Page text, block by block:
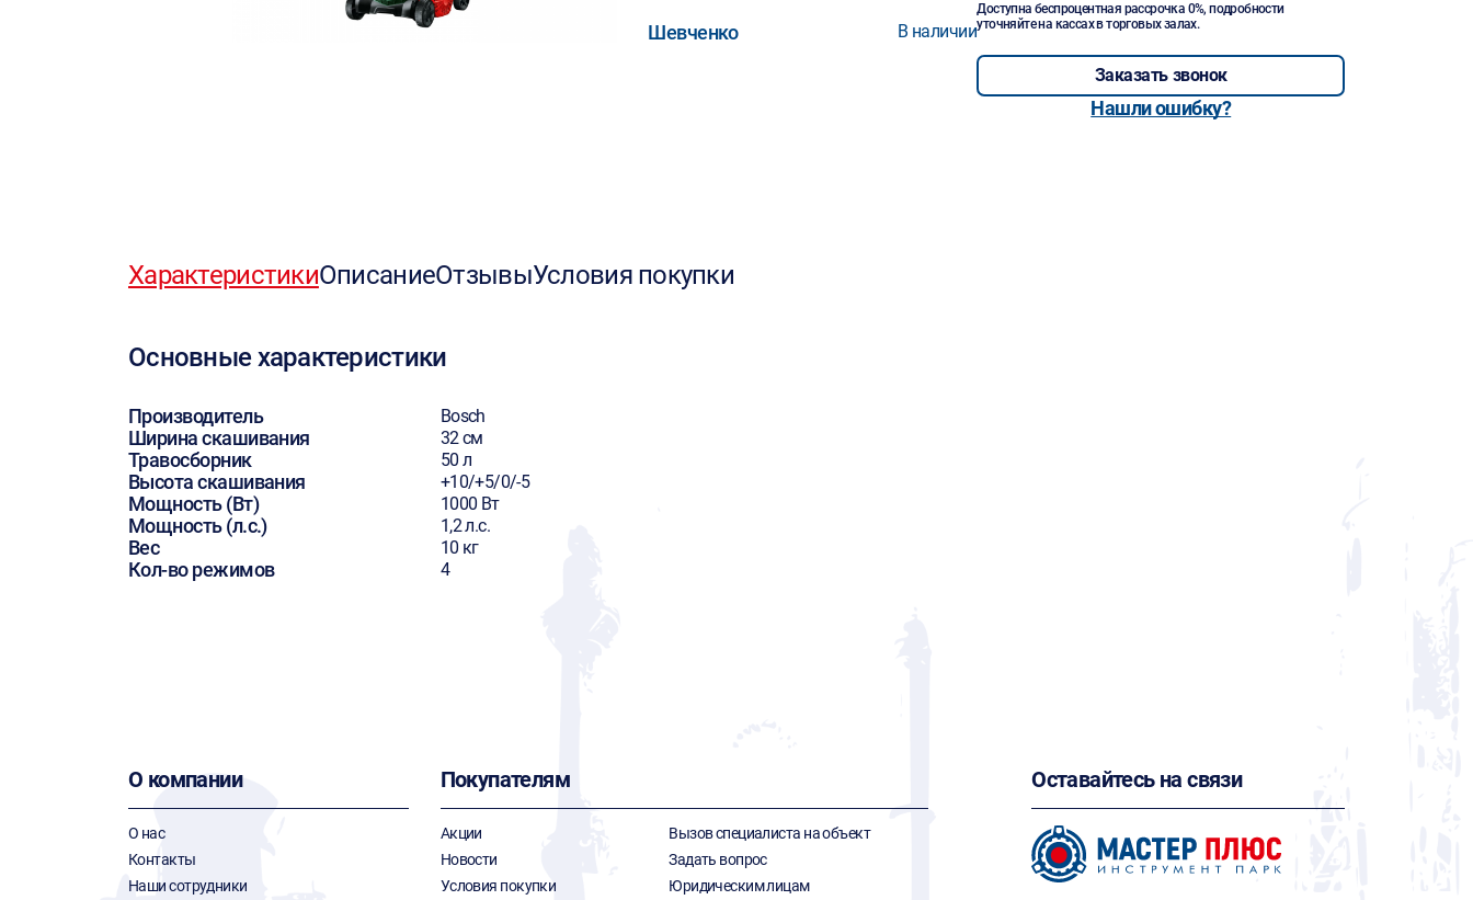
Шевченко В наличии
Доступна беспроцентная рассрочка 0%, подробности
уточняйте на кассах в торговых залах.
Заказать звонок
Нашли ошибку?
ХарактеристикиОписаниеОтзывыУсловия покупки
Основные характеристики
Производитель Bosch
Ширина скашивания 32 см
Травосборник 50 л
Высота скашивания +10/+5/0/-5
Мощность (Вт) 1000 Вт
Мощность (л.с.) 1,2 л.с.
Вес 10 кг
Кол-во режимов 4
О компании
О нас
Контакты
Наши сотрудники
Покупателям
Акции
Новости
Условия покупки
Вызов специалиста на объект
Задать вопрос
Юридическим лицам
Оставайтесь на связи